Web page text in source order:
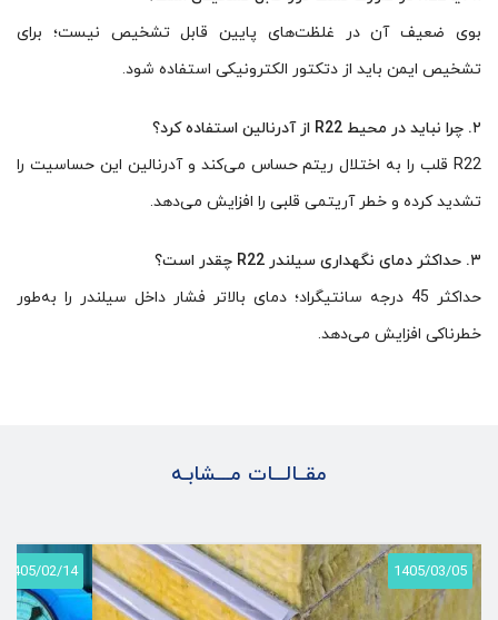
بوی ضعیف آن در غلظت‌های پایین قابل تشخیص نیست؛ برای
تشخیص ایمن باید از دتکتور الکترونیکی استفاده شود.
۲. چرا نباید در محیط R22 از آدرنالین استفاده کرد؟
R22 قلب را به اختلال ریتم حساس می‌کند و آدرنالین این حساسیت را
تشدید کرده و خطر آریتمی قلبی را افزایش می‌دهد.
۳. حداکثر دمای نگهداری سیلندر R22 چقدر است؟
حداکثر 45 درجه سانتیگراد؛ دمای بالاتر فشار داخل سیلندر را به‌طور
خطرناکی افزایش می‌دهد.
مقــالـــات مـــشابـه
1405/03/05
1405/02/14